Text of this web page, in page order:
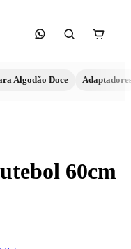
Algodão Doce
60cm